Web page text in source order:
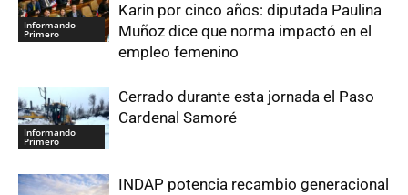
Informando
Primero
Karin por cinco años: diputada Paulina
Muñoz dice que norma impactó en el
empleo femenino
Informando
Primero
Cerrado durante esta jornada el Paso
Cardenal Samoré
INDAP potencia recambio generacional